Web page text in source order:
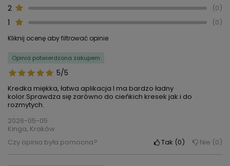
2 0
1 0
Kliknij ocenę aby filtrować opinie
5/5
Opinia potwierdzona zakupem
Kredka miękka, łatwa aplikacja I ma bardzo ładny
kolor.Sprawdza się zarówno do cieńkich kresek jak i do
rozmytych.
2026-05-05
Kinga, Kraków
Czy opinia była pomocna?
Tak 0 Nie 0